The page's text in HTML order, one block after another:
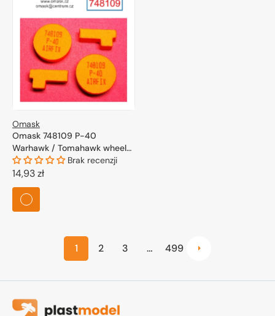
Omask
Omask 748109 P-40
Warhawk / Tomahawk wheel
bay plugs (for Airfix) 1/48
Brak recenzji
Cena
regularna
14,93 zł
1 2 3 … 499